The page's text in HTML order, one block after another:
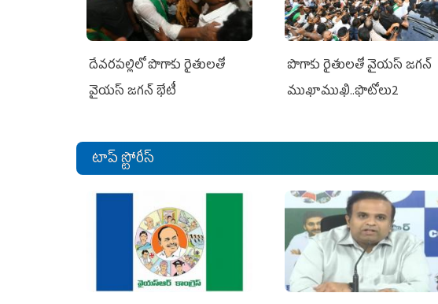
దేవరపల్లిలో పొగాకు రైతులతో
వైయస్ జగన్ భేటీ
పొగాకు రైతుల‌తో వైయ‌స్ జ‌గ‌న్
ముఖాముఖి..ఫొటోలు2
టాప్ స్టోరీస్